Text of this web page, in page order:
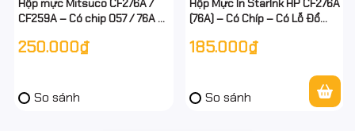
Không có video mở gói khi khiếu nại lỗi do vận chuyển.
#Inknet #HopMucInknet #HopMucHP83A #CF283A
#CRG337
Hộp mực Mitsuco CF276A /
CF259A – Có chip 057 / 76A –
Full VAT
250.000₫
So sánh
Hộp Mực In StarInk HP CF276A
(76A) – Có Chíp – Có Lỗ Đổ
Full VAT
185.000₫
So sánh